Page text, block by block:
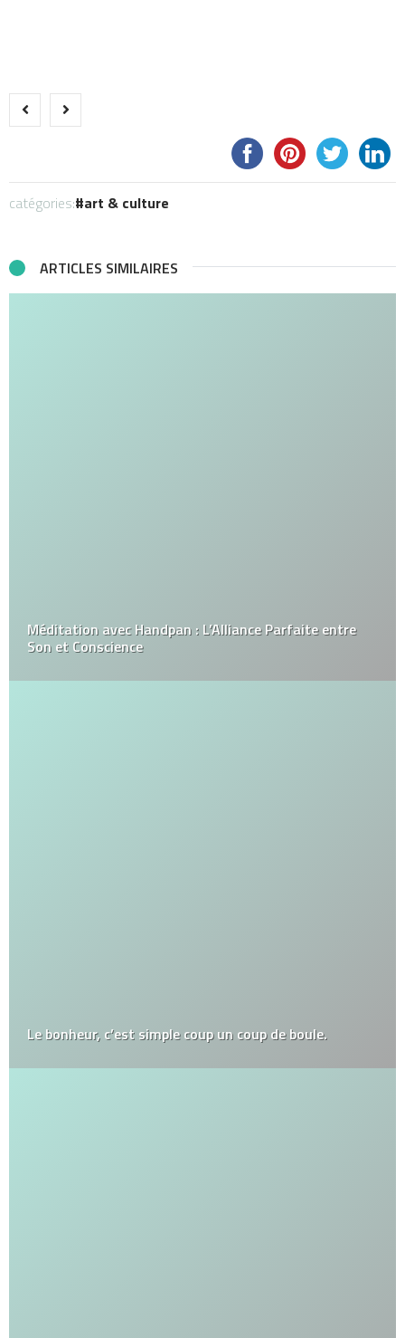
catégories: art & culture
ARTICLES SIMILAIRES
Méditation avec Handpan : L’Alliance Parfaite entre
Son et Conscience
Le bonheur, c’est simple coup un coup de boule.